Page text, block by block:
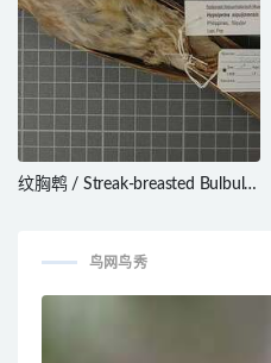
纹胸鹎 / Streak-breasted Bulbul /
鸟网鸟秀